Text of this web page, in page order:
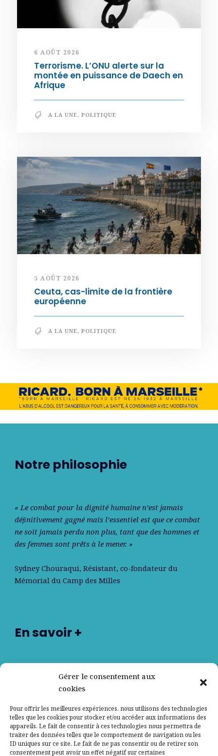
Gérer le consentement aux
cookies
Pour offrir les meilleures expériences, nous utilisons des technologies
telles que les cookies pour stocker et/ou accéder aux informations des
appareils. Le fait de consentir à ces technologies nous permettra de
traiter des données telles que le comportement de navigation ou les
ID uniques sur ce site. Le fait de ne pas consentir ou de retirer son
consentement peut avoir un effet négatif sur certaines
6 AOÛT 2026
Terrorisme. L’ONU alerte sur la
montée en puissance de Daech en
Afrique
A LA UNE, POLITIQUE
5 AOÛT 2026
Ceuta, cas-limite de la frontière
européenne
A LA UNE, POLITIQUE
Notre philosophie
« Le combat pour la dignité humaine n’est jamais
déﬁnitivement gagné mais l’essentiel est que ce combat
ne soit jamais perdu non plus, tant que des hommes et
des femmes sont prêts à le mener. »
Sydney Chouraqui, Résistant, co-fondateur du
Mémorial du Camp des Milles
En savoir +
Nos partenaires
Contactez-nous
Mentions légales